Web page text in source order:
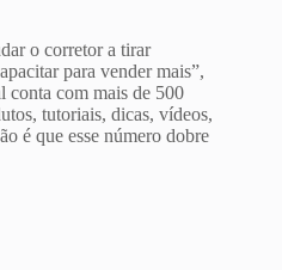
o corretor a tirar
para vender mais”,
conta com mais de 500
tutoriais, dicas, vídeos,
é que esse número dobre